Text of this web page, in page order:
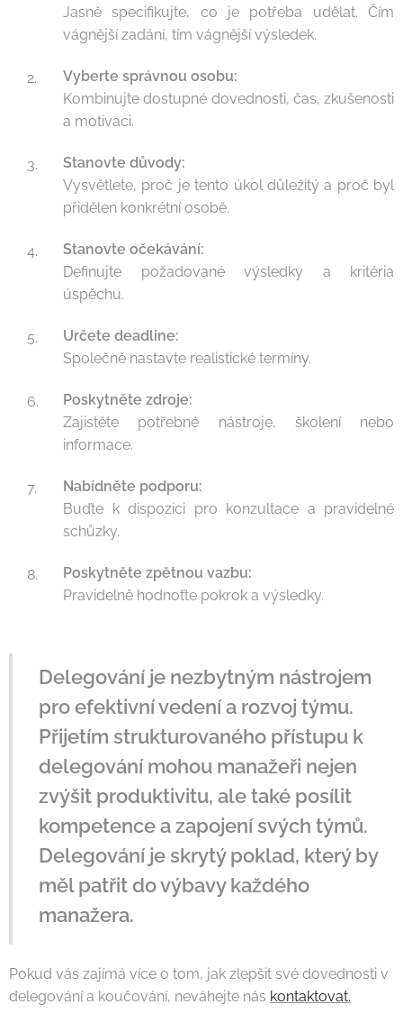
Jasně specifikujte, co je potřeba udělat. Čím
vágnější zadání, tím vágnější výsledek.
Vyberte správnou osobu:
Kombinujte dostupné dovednosti, čas, zkušenosti
a motivaci.
Stanovte důvody:
Vysvětlete, proč je tento úkol důležitý a proč byl
přidělen konkrétní osobě.
Stanovte očekávání:
Definujte požadované výsledky a kritéria
úspěchu.
Určete deadline:
Společně nastavte realistické termíny.
Poskytněte zdroje:
Zajistěte potřebné nástroje, školení nebo
informace.
Nabídněte podporu:
Buďte k dispozici pro konzultace a pravidelné
schůzky.
Poskytněte zpětnou vazbu:
Pravidelně hodnoťte pokrok a výsledky.
Delegování je nezbytným nástrojem
pro efektivní vedení a rozvoj týmu.
Přijetím strukturovaného přístupu k
delegování mohou manažeři nejen
zvýšit produktivitu, ale také posílit
kompetence a zapojení svých týmů.
Delegování je skrytý poklad, který by
měl patřit do výbavy každého
manažera.
Pokud vás zajímá více o tom, jak zlepšit své dovednosti v
delegování a koučování, neváhejte nás kontaktovat.